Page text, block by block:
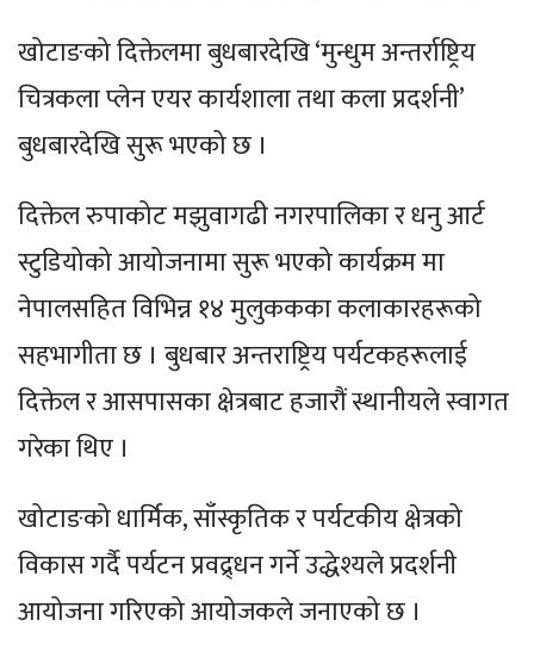
खोटाङको दिक्तेलमा बुधबारदेखि ‘मुन्धुम अन्तर्राष्ट्रिय
चित्रकला प्लेन एयर कार्यशाला तथा कला प्रदर्शनी’
बुधबारदेखि सुरू भएको छ ।
दिक्तेल रुपाकोट मझुवागढी नगरपालिका र धनु आर्ट
स्टुडियोको आयोजनामा सुरू भएको कार्यक्रम मा
नेपालसहित विभिन्न १४ मुलुककका कलाकारहरूको
सहभागीता छ । बुधबार अन्तराष्ट्रिय पर्यटकहरूलाई
दिक्तेल र आसपासका क्षेत्रबाट हजारौं स्थानीयले स्वागत
गरेका थिए ।
खोटाङको धार्मिक, साँस्कृतिक र पर्यटकीय क्षेत्रको
विकास गर्दै पर्यटन प्रवद्र्धन गर्ने उद्धेश्यले प्रदर्शनी
आयोजना गरिएको आयोजकले जनाएको छ ।